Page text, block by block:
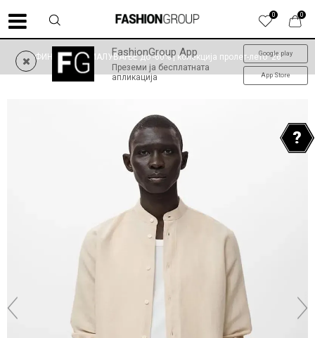
0
0
FashionGroup App
Преземи ја бесплатната
апликација
Google play
App Store
ФИНАЛНО НАМАЛУВАЊЕ до -60% | колекција пролет-лето '26